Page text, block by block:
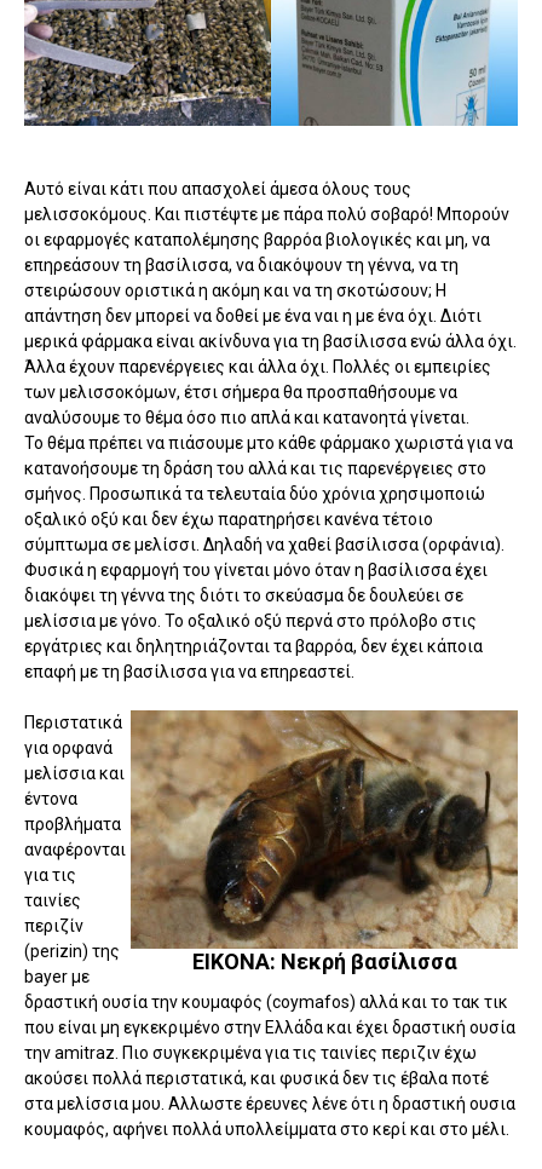
Αυτό είναι κάτι που απασχολεί άμεσα όλους τους
μελισσοκόμους. Και πιστέψτε με πάρα πολύ σοβαρό! Μπορούν
οι εφαρμογές καταπολέμησης βαρρόα βιολογικές και μη, να
επηρεάσουν τη βασίλισσα, να διακόψουν τη γέννα, να τη
στειρώσουν οριστικά η ακόμη και να τη σκοτώσουν; Η
απάντηση δεν μπορεί να δοθεί με ένα ναι η με ένα όχι. Διότι
μερικά φάρμακα είναι ακίνδυνα για τη βασίλισσα ενώ άλλα όχι.
Άλλα έχουν παρενέργειες και άλλα όχι. Πολλές οι εμπειρίες
των μελισσοκόμων, έτσι σήμερα θα προσπαθήσουμε να
αναλύσουμε το θέμα όσο πιο απλά και κατανοητά γίνεται.
Το θέμα πρέπει να πιάσουμε μτο κάθε φάρμακο χωριστά για να
κατανοήσουμε τη δράση του αλλά και τις παρενέργειες στο
σμήνος. Προσωπικά τα τελευταία δύο χρόνια χρησιμοποιώ
οξαλικό οξύ και δεν έχω παρατηρήσει κανένα τέτοιο
σύμπτωμα σε μελίσσι. Δηλαδή να χαθεί βασίλισσα (ορφάνια).
Φυσικά η εφαρμογή του γίνεται μόνο όταν η βασίλισσα έχει
διακόψει τη γέννα της διότι το σκεύασμα δε δουλεύει σε
μελίσσια με γόνο. Το οξαλικό οξύ περνά στο πρόλοβο στις
εργάτριες και δηλητηριάζονται τα βαρρόα, δεν έχει κάποια
επαφή με τη βασίλισσα για να επηρεαστεί.
ΕΙΚΟΝΑ: Νεκρή βασίλισσα
Περιστατικά
για ορφανά
μελίσσια και
έντονα
προβλήματα
αναφέρονται
για τις
ταινίες
περιζίν
(perizin) της
bayer με
δραστική ουσία την κουμαφός (coymafos) αλλά και το τακ τικ
που είναι μη εγκεκριμένο στην Ελλάδα και έχει δραστική ουσία
την amitraz. Πιο συγκεκριμένα για τις ταινίες περιζιν έχω
ακούσει πολλά περιστατικά, και φυσικά δεν τις έβαλα ποτέ
στα μελίσσια μου. Αλλωστε έρευνες λένε ότι η δραστική ουσια
κουμαφός, αφήνει πολλά υπολλείμματα στο κερί και στο μέλι.